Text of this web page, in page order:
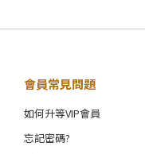
會員常見問題
如何升等VIP會員
忘記密碼?